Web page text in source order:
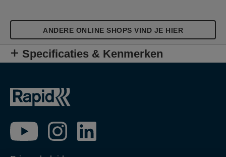
ANDERE ONLINE SHOPS VIND JE HIER
Specificaties & Kenmerken